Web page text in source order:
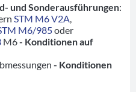
und Sonderausführungen:
STM M6 V2A
M6/985oder
M6- Konditionen auf
- Konditionen